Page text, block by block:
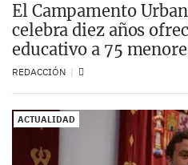
El Campamento
celebra diez años
educativo a 75
REDACCIÓN
ACTUALIDAD